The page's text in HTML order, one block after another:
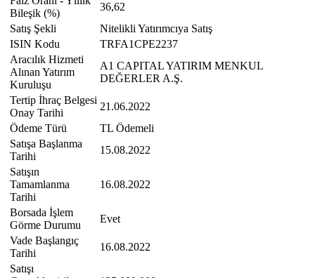
Bileşik (%)
36,62
Satış Şekli
Nitelikli Yatırımcıya Satış
ISIN Kodu
TRFA1CPE2237
Aracılık Hizmeti
Alınan Yatırım
Kuruluşu
A1 CAPITAL YATIRIM MENKUL
DEĞERLER A.Ş.
Tertip İhraç Belgesi
Onay Tarihi
21.06.2022
Ödeme Türü
TL Ödemeli
Satışa Başlanma
Tarihi
15.08.2022
Satışın
Tamamlanma
Tarihi
16.08.2022
Borsada İşlem
Görme Durumu
Evet
Vade Başlangıç
Tarihi
16.08.2022
Satışı